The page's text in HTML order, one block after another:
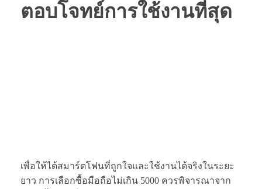
ตอบโจทย์การใช้งานที่สุด
เพื่อให้ได้สมาร์ตโฟนที่ถูกใจและใช้งานได้จริงในระยะ
ยาว การเลือกซื้อมือถือไม่เกิน 5000 ควรพิจารณาจาก